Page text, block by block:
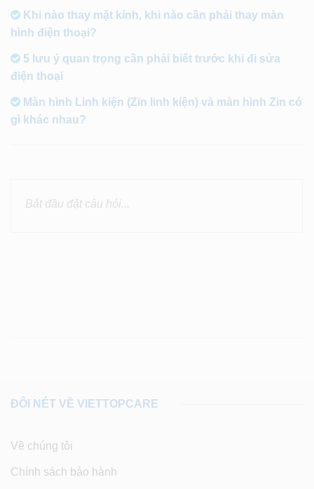
Khi nào thay mặt kính, khi nào cần phải thay màn
hình điện thoại?
5 lưu ý quan trọng cần phải biết trước khi đi sửa
điện thoại
Màn hình Linh kiện (Zin linh kiện) và màn hình Zin có
gì khác nhau?
ĐÔI NÉT VỀ VIETTOPCARE
Về chúng tôi
Chính sách bảo hành